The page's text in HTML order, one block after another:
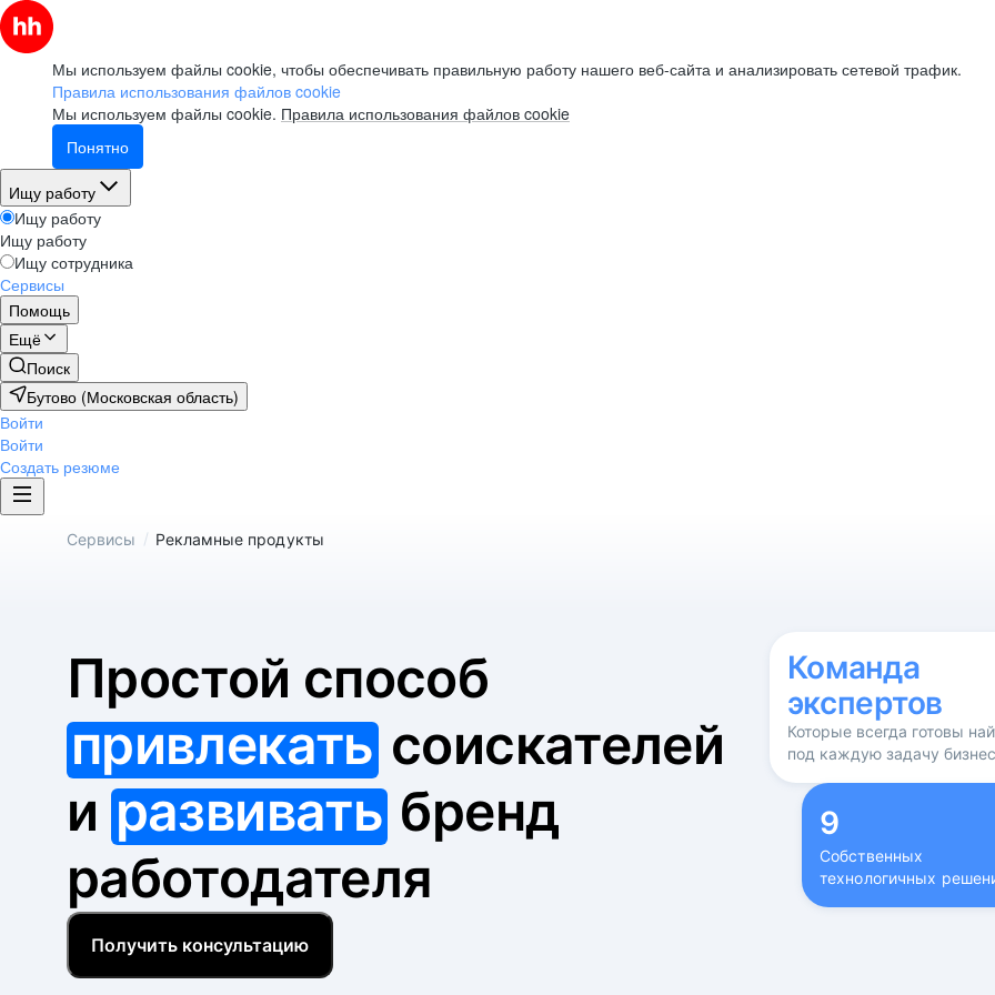
Мы используем файлы cookie, чтобы обеспечивать правильную работу нашего веб-сайта и анализировать сетевой трафик.
Правила использования файлов cookie
Мы используем файлы cookie. Правила использования файлов cookie
Понятно
Ищу работу
Ищу работу
Ищу работу
Ищу сотрудника
Сервисы
Помощь
Ещё
Поиск
Бутово (Московская область)
Войти
Войти
Создать резюме
Сервисы / Рекламные продукты
Простой способ
привлекатьсоискателей
и развивать бренд
работодателя
Получить консультацию
Команда
экспертов
Которые всегда готовы
под каждую задачу
9
Собственных
технологичных